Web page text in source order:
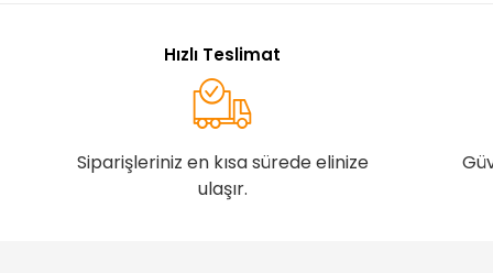
Hızlı Teslimat
Siparişleriniz en kısa sürede elinize
ulaşır.